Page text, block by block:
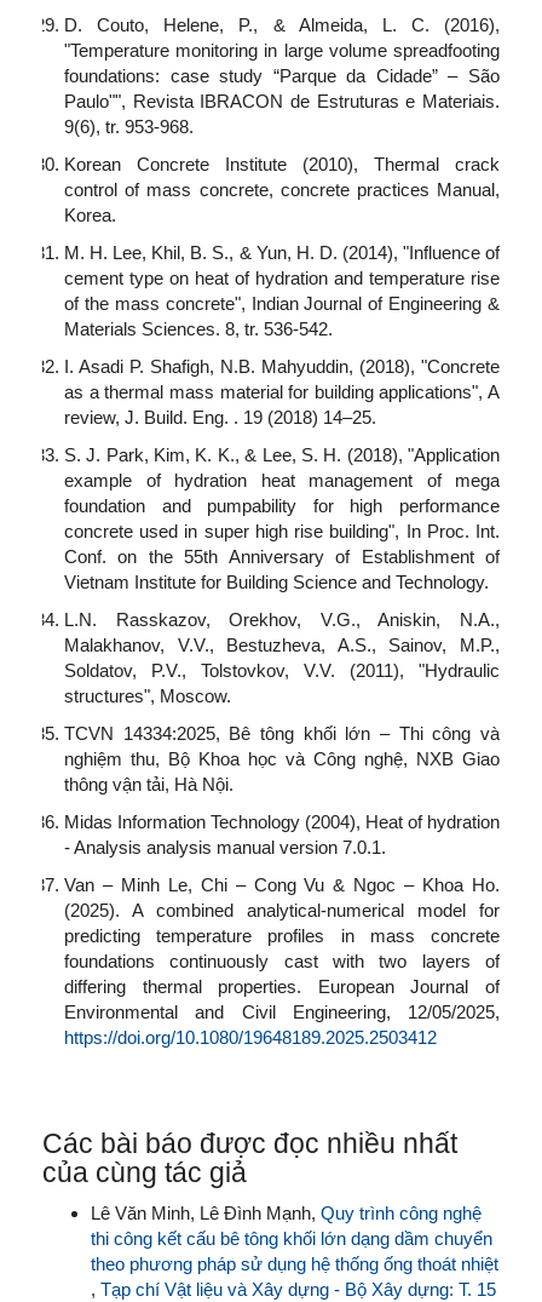
D. Couto, Helene, P., & Almeida, L. C. (2016),
"Temperature monitoring in large volume spreadfooting
foundations: case study “Parque da Cidade” – São
Paulo"", Revista IBRACON de Estruturas e Materiais.
9(6), tr. 953-968.
Korean Concrete Institute (2010), Thermal crack
control of mass concrete, concrete practices Manual,
Korea.
M. H. Lee, Khil, B. S., & Yun, H. D. (2014), "Influence of
cement type on heat of hydration and temperature rise
of the mass concrete", Indian Journal of Engineering &
Materials Sciences. 8, tr. 536-542.
I. Asadi P. Shafigh, N.B. Mahyuddin, (2018), "Concrete
as a thermal mass material for building applications", A
review, J. Build. Eng. . 19 (2018) 14–25.
S. J. Park, Kim, K. K., & Lee, S. H. (2018), "Application
example of hydration heat management of mega
foundation and pumpability for high performance
concrete used in super high rise building", In Proc. Int.
Conf. on the 55th Anniversary of Establishment of
Vietnam Institute for Building Science and Technology.
L.N. Rasskazov, Orekhov, V.G., Aniskin, N.A.,
Malakhanov, V.V., Bestuzheva, A.S., Sainov, M.P.,
Soldatov, P.V., Tolstovkov, V.V. (2011), "Hydraulic
structures", Moscow.
TCVN 14334:2025, Bê tông khối lớn – Thi công và
nghiệm thu, Bộ Khoa học và Công nghệ, NXB Giao
thông vận tải, Hà Nội.
Midas Information Technology (2004), Heat of hydration
- Analysis analysis manual version 7.0.1.
Van – Minh Le, Chi – Cong Vu & Ngoc – Khoa Ho.
(2025). A combined analytical-numerical model for
predicting temperature profiles in mass concrete
foundations continuously cast with two layers of
differing thermal properties. European Journal of
Environmental and Civil Engineering, 12/05/2025,
https://doi.org/10.1080/19648189.2025.2503412
Các bài báo được đọc nhiều nhất
của cùng tác giả
Lê Văn Minh, Lê Đình Mạnh, Quy trình công nghệ
thi công kết cấu bê tông khối lớn dạng dầm chuyển
theo phương pháp sử dụng hệ thống ống thoát nhiệt
, Tạp chí Vật liệu và Xây dựng - Bộ Xây dựng: T. 15